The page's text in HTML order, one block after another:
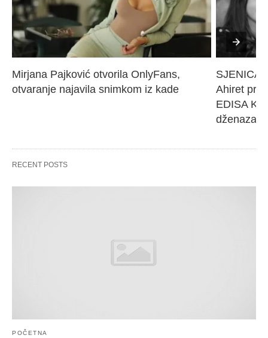
Mirjana Pajković otvorila OnlyFans,
otvaranje najavila snimkom iz kade
SJENICA
Ahiret
EDISA
dženaza
RECENT POSTS
POČETNA